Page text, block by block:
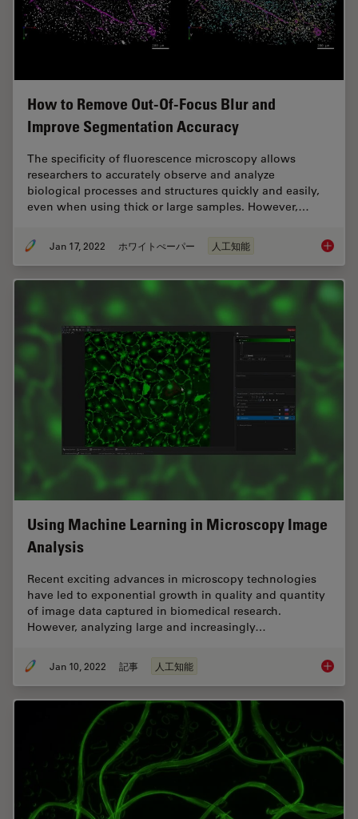
How to Remove Out-Of-Focus Blur and
Improve Segmentation Accuracy
The specificity of fluorescence microscopy allows
researchers to accurately observe and analyze
biological processes and structures quickly and easily,
even when using thick or large samples. However,…
Jan 17, 2022 ホワイトぺーパー 人工知能 How to
Using Machine Learning in Microscopy Image
Analysis
Recent exciting advances in microscopy technologies
have led to exponential growth in quality and quantity
of image data captured in biomedical research.
However, analyzing large and increasingly…
Jan 10, 2022 記事 人工知能 Using